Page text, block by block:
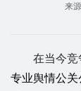
来
在当今竞争
专业舆情公关